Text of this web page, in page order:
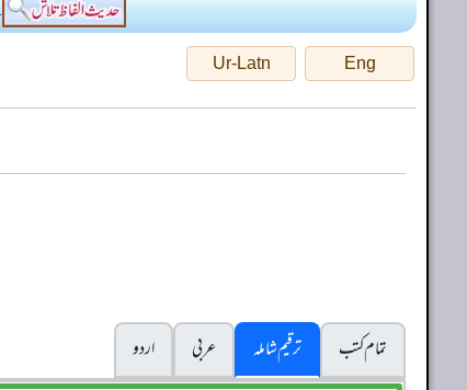
Eng
Ur-Latn
تمام کتب
ترقیم شاملہ عربی
اردو